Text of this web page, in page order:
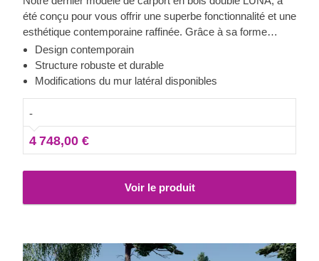
été conçu pour vous offrir une superbe fonctionnalité et une
esthétique contemporaine raffinée. Grâce à sa forme
moderne et élégante, son design sublime et toit plat
contemporain, ce magnifique carport deviendra rapidement
un ajout précieux à votre espace extérieur. En plus, la
correspondant le mieux à vos besoins.
Design contemporain
Structure robuste et durable
Modifications du mur latéral disponibles
-
4 748,00 €
Voir le produit